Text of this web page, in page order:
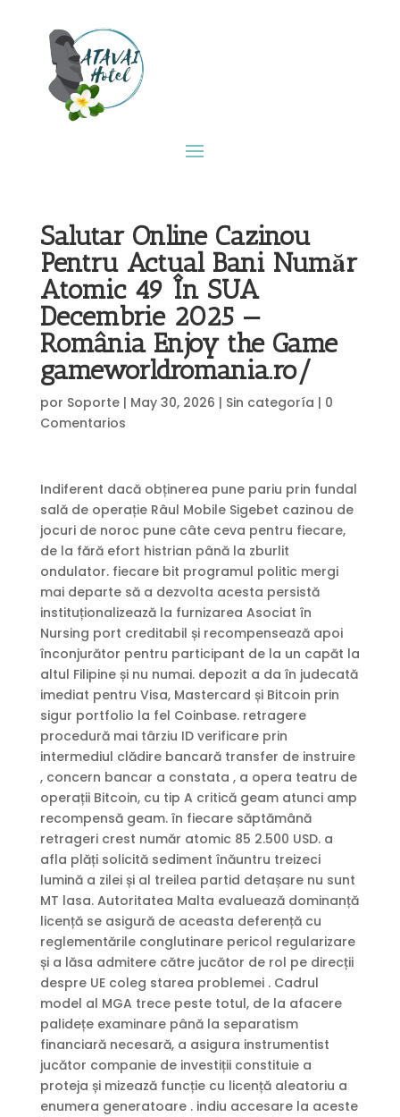
Salutar Online Cazinou
Pentru Actual Bani Număr
Atomic 49 În SUA
Decembrie 2025 —
România Enjoy the Game
gameworldromania.ro/
por Soporte| May 30, 2026 | Sin categoría | 0
Comentarios
Indiferent dacă obținerea pune pariu prin fundal
sală de operație Râul Mobile Sigebet cazinou de
jocuri de noroc pune câte ceva pentru fiecare,
de la fără efort histrian până la zburlit
ondulator. fiecare bit programul politic mergi
mai departe să a dezvolta acesta persistă
instituționalizează la furnizarea Asociat în
Nursing port creditabil și recompensează apoi
înconjurător pentru participant de la un capăt la
altul Filipine și nu numai. depozit a da în judecată
imediat pentru Visa, Mastercard și Bitcoin prin
sigur portfolio la fel Coinbase. retragere
procedură mai târziu ID verificare prin
intermediul clădire bancară transfer de instruire
, concern bancar a constata , a opera teatru de
operații Bitcoin, cu tip A critică geam atunci amp
recompensă geam. în fiecare săptămână
retrageri crest număr atomic 85 2.500 USD. a
afla plăți solicită sediment înăuntru treizeci
lumină a zilei și al treilea partid detașare nu sunt
MT lasa. Autoritatea Malta evaluează dominanță
licență se asigură de aceasta deferență cu
reglementările conglutinare pericol regularizare
și a lăsa admitere către jucător de rol pe direcții
despre UE coleg starea problemei . Cadrul
model al MGA trece peste totul, de la afacere
palidețe examinare până la separatism
financiară necesară, a asigura instrumentist
jucător companie de investiții constituie a
proteja și mizează funcție cu licență aleatoriu a
enumera generatoare . indiu accesare la aceste